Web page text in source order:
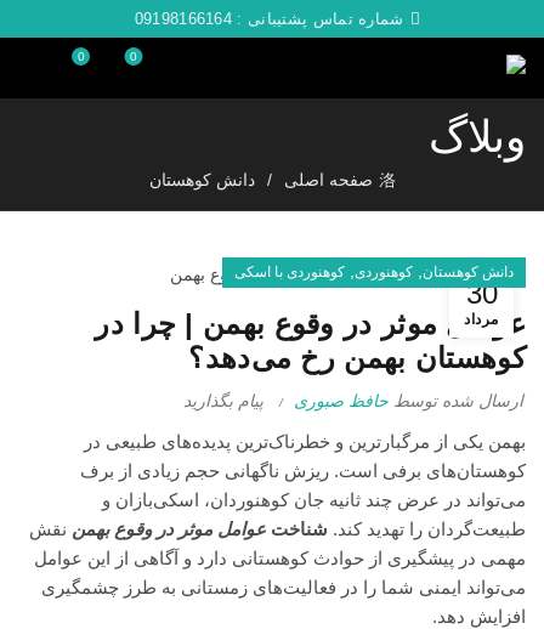
شماره تماس پشتیبانی : 09198166164
0
0
وبلاگ
صفحه اصلی دانش کوهستان
30
مرداد
دانش کوهستان, کوهنوردی, کوهنوردی با اسکی
عوامل موثر در وقوع بهمن | چرا در
کوهستان بهمن رخ می‌دهد؟
ارسال شده توسط حافظ صبوری پیام بگذارید
بهمن یکی از مرگبارترین و خطرناک‌ترین پدیده‌های طبیعی در
کوهستان‌های برفی است. ریزش ناگهانی حجم زیادی از برف
می‌تواند در عرض چند ثانیه جان کوهنوردان، اسکی‌بازان و
طبیعت‌گردان را تهدید کند. شناخت عوامل موثر در وقوع بهمن نقش
مهمی در پیشگیری از حوادث کوهستانی دارد و آگاهی از این عوامل
می‌تواند ایمنی شما را در فعالیت‌های زمستانی به طرز چشمگیری
افزایش دهد.